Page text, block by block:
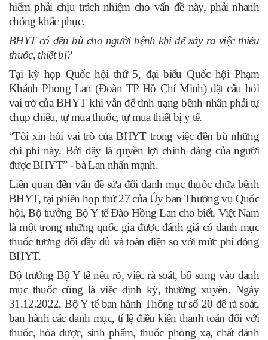
hiểm phải chịu trách nhiệm cho vấn đề này, phải nhanh
chóng khắc phục.
BHYT có đền bù cho người bệnh khi để xảy ra việc thiếu
thuốc, thiết bị?
Tại kỳ họp Quốc hội thứ 5, đại biểu Quốc hội Phạm
Khánh Phong Lan (Đoàn TP Hồ Chí Minh) đặt câu hỏi
vai trò của BHYT khi vẫn để tình trạng bệnh nhân phải tự
chụp chiếu, tự mua thuốc, tự mua thiết bị y tế.
“Tôi xin hỏi vai trò của BHYT trong việc đền bù những
chi phí này. Bởi đây là quyền lợi chính đáng của người
được BHYT” - bà Lan nhấn mạnh.
Liên quan đến vấn đề sửa đổi danh mục thuốc chữa bệnh
BHYT, tại phiên họp thứ 27 của Ủy ban Thường vụ Quốc
hội, Bộ trưởng Bộ Y tế Đào Hồng Lan cho biết, Việt Nam
là một trong những quốc gia được đánh giá có danh mục
thuốc tương đối đầy đủ và toàn diện so với mức phí đóng
BHYT.
Bộ trưởng Bộ Y tế nêu rõ, việc rà soát, bổ sung vào danh
mục thuốc cũng là việc định kỳ, thường xuyên. Ngày
31.12.2022, Bộ Y tế ban hành Thông tư số 20 để rà soát,
ban hành các danh mục, tỉ lệ điều kiện thanh toán đối với
thuốc, hóa dược, sinh phẩm, thuốc phóng xạ, chất đánh